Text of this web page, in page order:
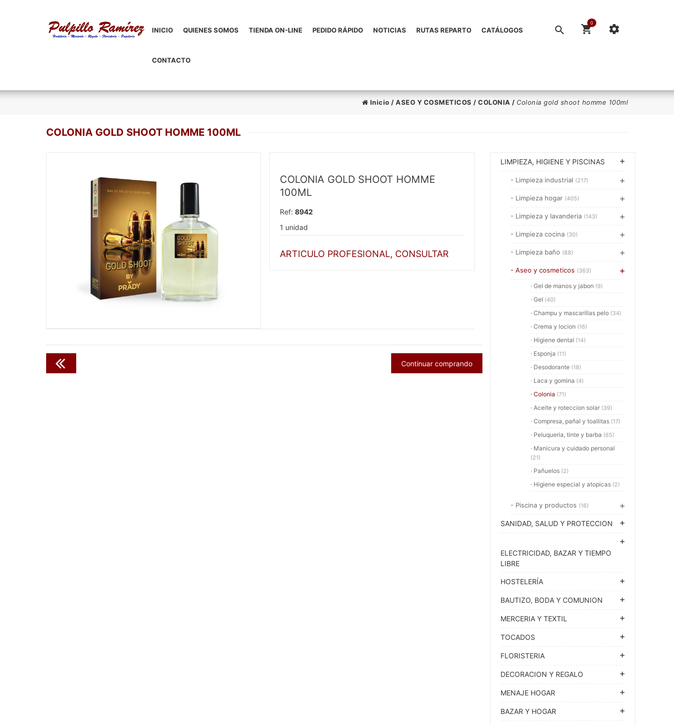
0
INICIO QUIENES SOMOS TIENDA ON-LINE PEDIDO RÁPIDO NOTICIAS RUTAS REPARTO CATÁLOGOS
CONTACTO
Inicio / ASEO Y COSMETICOS / COLONIA / Colonia gold shoot homme 100ml
COLONIA GOLD SHOOT HOMME 100ML
LIMPIEZA, HIGIENE Y PISCINAS
- Limpieza industrial (217)
- Limpieza hogar (405)
- Limpieza y lavanderia (143)
- Limpieza cocina (30)
- Limpieza baño (88)
- Aseo y cosmeticos (363)
· Gel de manos y jabon (9)
· Gel (40)
· Champu y mascarillas pelo (34)
· Crema y locion (16)
· Higiene dental (14)
· Esponja (11)
· Desodorante (18)
· Laca y gomina (4)
· Colonia (71)
· Aceite y roteccion solar (39)
· Compresa, pañal y toallitas (17)
· Peluqueria, tinte y barba (65)
· Manicura y cuidado personal
(21)
· Pañuelos (2)
· Higiene especial y atopicas (2)
- Piscina y productos (16)
SANIDAD, SALUD Y PROTECCION
ELECTRICIDAD, BAZAR Y TIEMPO
LIBRE
HOSTELERÍA
BAUTIZO, BODA Y COMUNION
MERCERIA Y TEXTIL
TOCADOS
FLORISTERIA
DECORACION Y REGALO
MENAJE HOGAR
BAZAR Y HOGAR
COLONIA GOLD SHOOT HOMME
100ML
Ref: 8942
1 unidad
ARTICULO PROFESIONAL, CONSULTAR
Continuar comprando